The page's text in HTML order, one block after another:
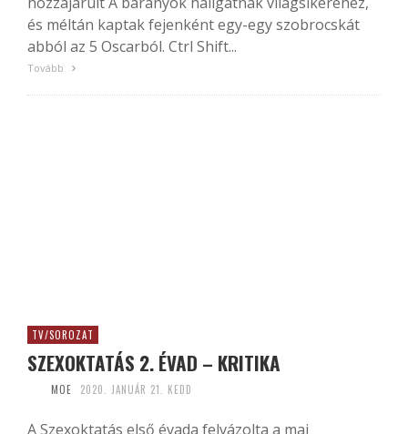
és méltán kaptak fejenként egy-egy szobrocskát
abból az 5 Oscarból. Ctrl Shift...
Tovább
TV/SOROZAT
SZEXOKTATÁS 2. ÉVAD – KRITIKA
MOE 2020. JANUÁR 21. KEDD
A Szexoktatás első évada felvázolta a mai